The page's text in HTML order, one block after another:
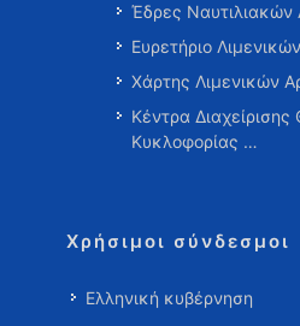
Έδρες
Ευρετήριο
Χάρτης Λιμενικών
Κέντρα
Κυκλοφορίας …
Χρήσιμοι σύνδεσμοι
Ελληνική κυβέρνηση